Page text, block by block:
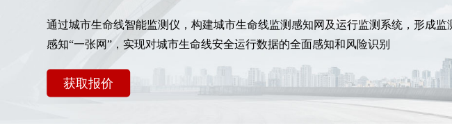
通过城市生命线智能监测仪，构建城市生命线监测感知网及运行监测系统，形成监
感知“一张网”，实现对城市生命线安全运行数据的全面感知和风险识别
获取报价